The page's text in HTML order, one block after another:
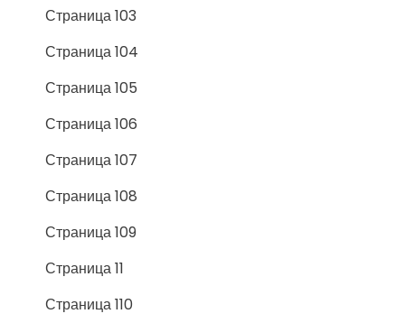
Страница 103
Страница 104
Страница 105
Страница 106
Страница 107
Страница 108
Страница 109
Страница 11
Страница 110